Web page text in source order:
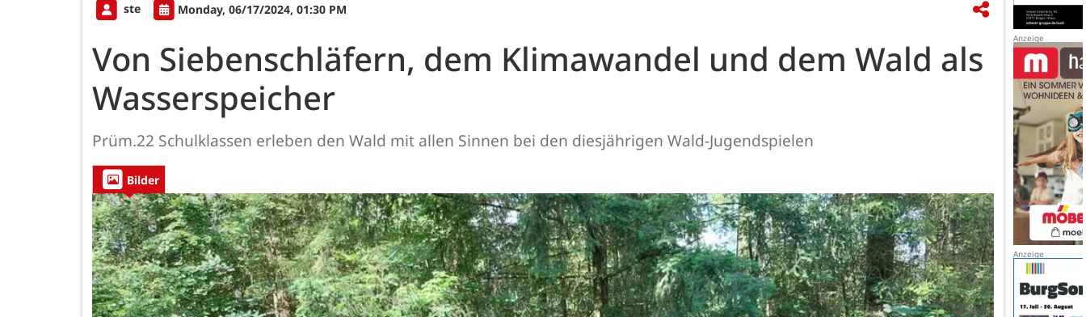
ste Monday, 06/17/2024, 01:30 PM
Von Siebenschläfern, dem Klimawandel und dem Wald als
Wasserspeicher
Prüm.22 Schulklassen erleben den Wald mit allen Sinnen bei den diesjährigen Wald-Jugendspielen
Bilder